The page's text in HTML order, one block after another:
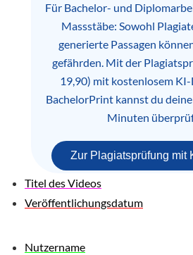
Für Bachelor- und
Massstäbe: Sowohl
generierte Passagen
gefährden. Mit der
19,90) mit kostenlosem
BachelorPrint kannst du
Minuten
Zur Plagiatsprüfung mit
Titel des Videos
Veröffentlichungsdatum
Nutzername